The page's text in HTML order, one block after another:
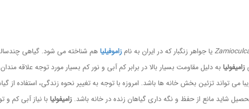
یا جواهر زنگبار که در ایران به نامزاموفیلیاهم شناخته می شود. گیاهی
زامیفولیا به دلیل مقاومت بسیار بالا در برابر کم آبی و نور کم بسیار مورد توجه علاقه
می تواند تزئین بخش خانه ها باشد. امروزه با توجه به تغییر نحوه زندگی، استفاده از
شاید مانع از حفظ و نگه داری گیاهان زنده در خانه باشد. زامیفولیا با نیاز آبی کم